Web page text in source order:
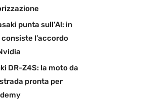
punta sull’AI: in
l’accordo
DR-Z4S: la moto da
pronta per